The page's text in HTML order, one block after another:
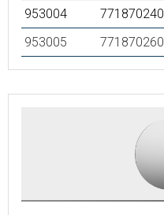
953004
771870240
953005
771870260